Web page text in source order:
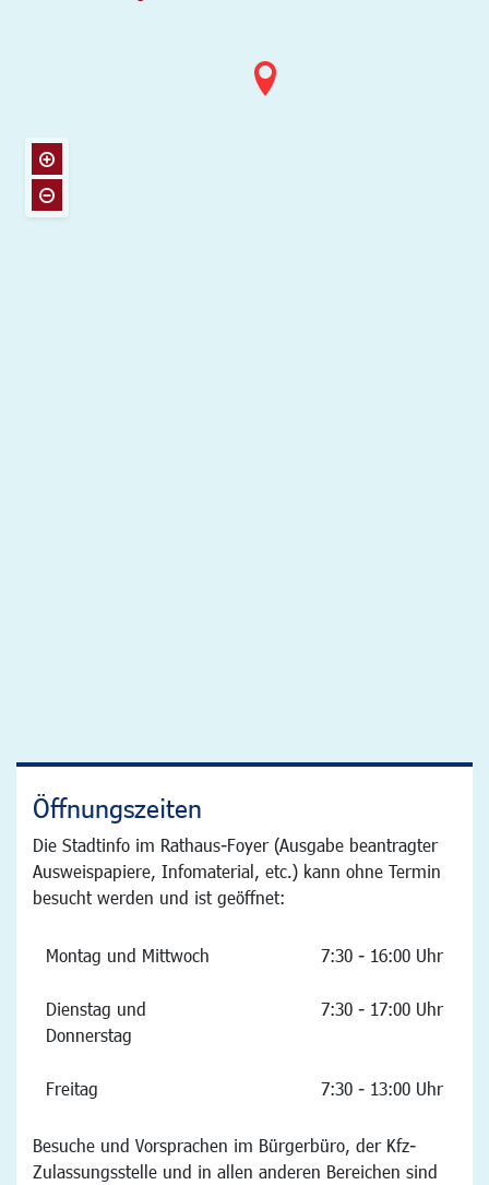
Öffnungszeiten
Die Stadtinfo im Rathaus-Foyer (Ausgabe beantragter
Ausweispapiere, Infomaterial, etc.) kann ohne Termin
besucht werden und ist geöffnet:
Montag und Mittwoch 7:30 - 16:00 Uhr
Dienstag und
Donnerstag
7:30 - 17:00 Uhr
Freitag 7:30 - 13:00 Uhr
Besuche und Vorsprachen im Bürgerbüro, der Kfz-
Zulassungsstelle und in allen anderen Bereichen sind